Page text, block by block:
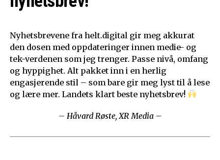
Nyhetsbrevene fra helt.digital gir meg akkurat
den dosen med oppdateringer innen medie- og
tek-verdenen som jeg trenger. Passe nivå, omfang
og hyppighet. Alt pakket inn i en herlig
engasjerende stil – som bare gir meg lyst til å lese
og lære mer. Landets klart beste nyhetsbrev!
– Håvard Røste, XR Media –